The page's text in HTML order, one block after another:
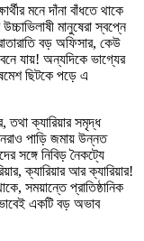
মনে দাঁনা বাঁধতে থাকে
মানুষেরা স্বপ্নে
বড় অফিসার, কেউ
যায়! অন্যদিকে ভাগ্যের
ছিটকে পড়ে এ
তথা ক্যারিয়ার সমৃদ্ধ
পাড়ি জমায় উন্নত
সঙ্গে নিবিড় নৈকট্যে
ক্যারিয়ার আর ক্যারিয়ার!
সময়ান্তে প্রাতিষ্ঠানিক
একটি বড় অভাব